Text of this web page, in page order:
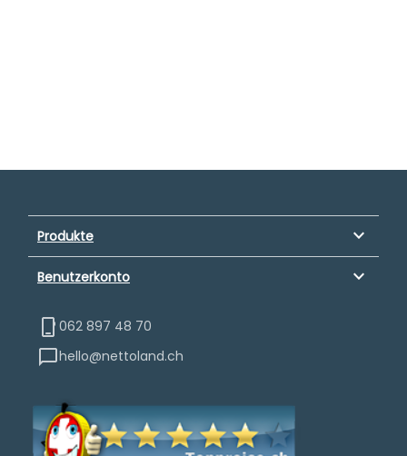
Produkte keyboard_arrow_down
Benutzerkonto keyboard_arrow_down
062 897 48 70
hello@nettoland.ch